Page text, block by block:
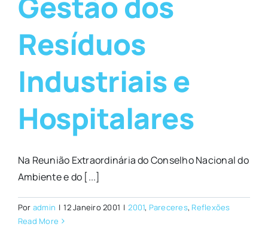
Resíduos
Industriais e
Hospitalares
Na Reunião Extraordinária do Conselho Nacional do
Ambiente e do [...]
Por admin | 12 Janeiro 2001 | 2001, Pareceres, Reflexões
Read More